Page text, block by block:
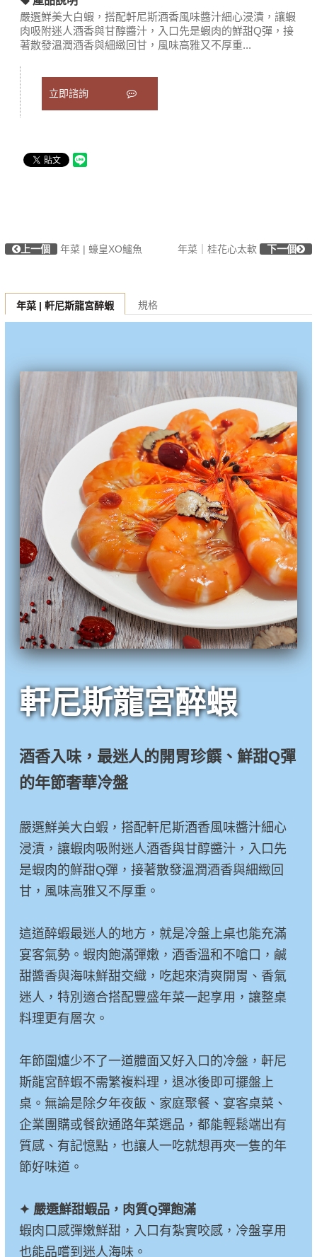
嚴選鮮美大白蝦，搭配軒尼斯酒香風味醬汁細心浸漬，讓蝦
肉吸附迷人酒香與甘醇醬汁，入口先是蝦肉的鮮甜Q彈，接
著散發溫潤酒香與細緻回甘，風味高雅又不厚重...
立即諮詢
上一個 年菜 | 蠔皇XO鱸魚 年菜｜桂花心太軟 下一個
年菜 | 軒尼斯龍宮醉蝦 規格
軒尼斯龍宮醉蝦
酒香入味，最迷人的開胃珍饌、鮮甜Q彈
的年節奢華冷盤
嚴選鮮美大白蝦，搭配軒尼斯酒香風味醬汁細心
浸漬，讓蝦肉吸附迷人酒香與甘醇醬汁，入口先
是蝦肉的鮮甜Q彈，接著散發溫潤酒香與細緻回
甘，風味高雅又不厚重。
這道醉蝦最迷人的地方，就是冷盤上桌也能充滿
宴客氣勢。蝦肉飽滿彈嫩，酒香溫和不嗆口，鹹
甜醬香與海味鮮甜交織，吃起來清爽開胃、香氣
迷人，特別適合搭配豐盛年菜一起享用，讓整桌
料理更有層次。
年節圍爐少不了一道體面又好入口的冷盤，軒尼
斯龍宮醉蝦不需繁複料理，退冰後即可擺盤上
桌。無論是除夕年夜飯、家庭聚餐、宴客桌菜、
企業團購或餐飲通路年菜選品，都能輕鬆端出有
質感、有記憶點，也讓人一吃就想再夾一隻的年
節好味道。
✦ 嚴選鮮甜蝦品，肉質Q彈飽滿
蝦肉口感彈嫩鮮甜，入口有紮實咬感，冷盤享用
也能品嚐到迷人海味。